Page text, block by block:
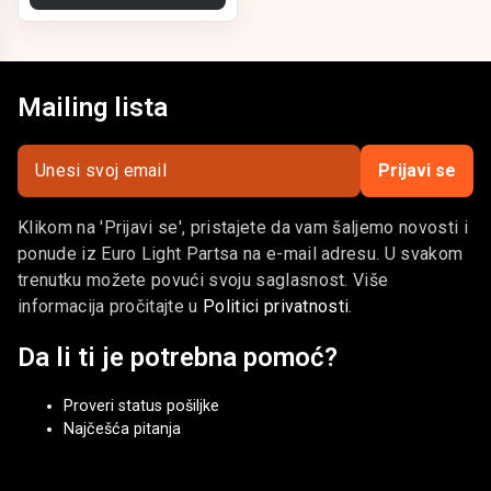
sa standardnim električnim i svetlosnim sistemima vozila.
Mailing lista
Prijavi se
Klikom na 'Prijavi se', pristajete da vam šaljemo novosti i
ponude iz Euro Light Partsa na e-mail adresu. U svakom
trenutku možete povući svoju saglasnost. Više
informacija pročitajte u Politici privatnosti.
Da li ti je potrebna pomoć?
Proveri status pošiljke
Najčešća pitanja